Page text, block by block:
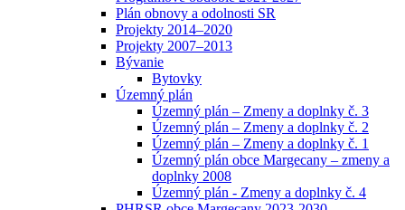
Plán obnovy a odolnosti SR
Projekty 2014–2020
Projekty 2007–2013
Bývanie
Bytovky
Územný plán
Územný plán – Zmeny a doplnky č. 3
Územný plán – Zmeny a doplnky č. 2
Územný plán – Zmeny a doplnky č. 1
Územný plán obce Margecany – zmeny a
doplnky 2008
Územný plán - Zmeny a doplnky č. 4